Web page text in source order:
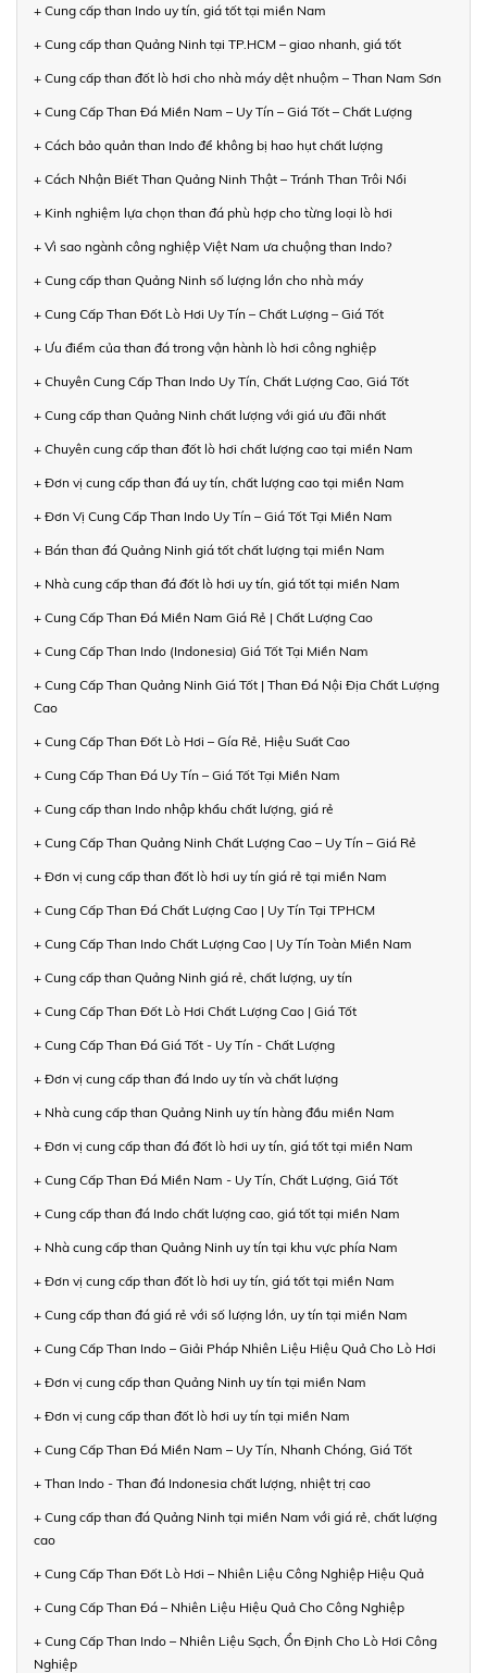
+ Cung cấp than Indo uy tín, giá tốt tại miền Nam
+ Cung cấp than Quảng Ninh tại TP.HCM – giao nhanh, giá tốt
+ Cung cấp than đốt lò hơi cho nhà máy dệt nhuộm – Than Nam Sơn
+ Cung Cấp Than Đá Miền Nam – Uy Tín – Giá Tốt – Chất Lượng
+ Cách bảo quản than Indo để không bị hao hụt chất lượng
+ Cách Nhận Biết Than Quảng Ninh Thật – Tránh Than Trôi Nổi
+ Kinh nghiệm lựa chọn than đá phù hợp cho từng loại lò hơi
+ Vì sao ngành công nghiệp Việt Nam ưa chuộng than Indo?
+ Cung cấp than Quảng Ninh số lượng lớn cho nhà máy
+ Cung Cấp Than Đốt Lò Hơi Uy Tín – Chất Lượng – Giá Tốt
+ Ưu điểm của than đá trong vận hành lò hơi công nghiệp
+ Chuyên Cung Cấp Than Indo Uy Tín, Chất Lượng Cao, Giá Tốt
+ Cung cấp than Quảng Ninh chất lượng với giá ưu đãi nhất
+ Chuyên cung cấp than đốt lò hơi chất lượng cao tại miền Nam
+ Đơn vị cung cấp than đá uy tín, chất lượng cao tại miền Nam
+ Đơn Vị Cung Cấp Than Indo Uy Tín – Giá Tốt Tại Miền Nam
+ Bán than đá Quảng Ninh giá tốt chất lượng tại miền Nam
+ Nhà cung cấp than đá đốt lò hơi uy tín, giá tốt tại miền Nam
+ Cung Cấp Than Đá Miền Nam Giá Rẻ | Chất Lượng Cao
+ Cung Cấp Than Indo (Indonesia) Giá Tốt Tại Miền Nam
+ Cung Cấp Than Quảng Ninh Giá Tốt | Than Đá Nội Địa Chất Lượng
Cao
+ Cung Cấp Than Đốt Lò Hơi – Gía Rẻ, Hiệu Suất Cao
+ Cung Cấp Than Đá Uy Tín – Giá Tốt Tại Miền Nam
+ Cung cấp than Indo nhập khẩu chất lượng, giá rẻ
+ Cung Cấp Than Quảng Ninh Chất Lượng Cao – Uy Tín – Giá Rẻ
+ Đơn vị cung cấp than đốt lò hơi uy tín giá rẻ tại miền Nam
+ Cung Cấp Than Đá Chất Lượng Cao | Uy Tín Tại TPHCM
+ Cung Cấp Than Indo Chất Lượng Cao | Uy Tín Toàn Miền Nam
+ Cung cấp than Quảng Ninh giá rẻ, chất lượng, uy tín
+ Cung Cấp Than Đốt Lò Hơi Chất Lượng Cao | Giá Tốt
+ Cung Cấp Than Đá Giá Tốt - Uy Tín - Chất Lượng
+ Đơn vị cung cấp than đá Indo uy tín và chất lượng
+ Nhà cung cấp than Quảng Ninh uy tín hàng đầu miền Nam
+ Đơn vị cung cấp than đá đốt lò hơi uy tín, giá tốt tại miền Nam
+ Cung Cấp Than Đá Miền Nam - Uy Tín, Chất Lượng, Giá Tốt
+ Cung cấp than đá Indo chất lượng cao, giá tốt tại miền Nam
+ Nhà cung cấp than Quảng Ninh uy tín tại khu vực phía Nam
+ Đơn vị cung cấp than đốt lò hơi uy tín, giá tốt tại miền Nam
+ Cung cấp than đá giá rẻ với số lượng lớn, uy tín tại miền Nam
+ Cung Cấp Than Indo – Giải Pháp Nhiên Liệu Hiệu Quả Cho Lò Hơi
+ Đơn vị cung cấp than Quảng Ninh uy tín tại miền Nam
+ Đơn vị cung cấp than đốt lò hơi uy tín tại miền Nam
+ Cung Cấp Than Đá Miền Nam – Uy Tín, Nhanh Chóng, Giá Tốt
+ Than Indo - Than đá Indonesia chất lượng, nhiệt trị cao
+ Cung cấp than đá Quảng Ninh tại miền Nam với giá rẻ, chất lượng
cao
+ Cung Cấp Than Đốt Lò Hơi – Nhiên Liệu Công Nghiệp Hiệu Quả
+ Cung Cấp Than Đá – Nhiên Liệu Hiệu Quả Cho Công Nghiệp
+ Cung Cấp Than Indo – Nhiên Liệu Sạch, Ổn Định Cho Lò Hơi Công
Nghiệp